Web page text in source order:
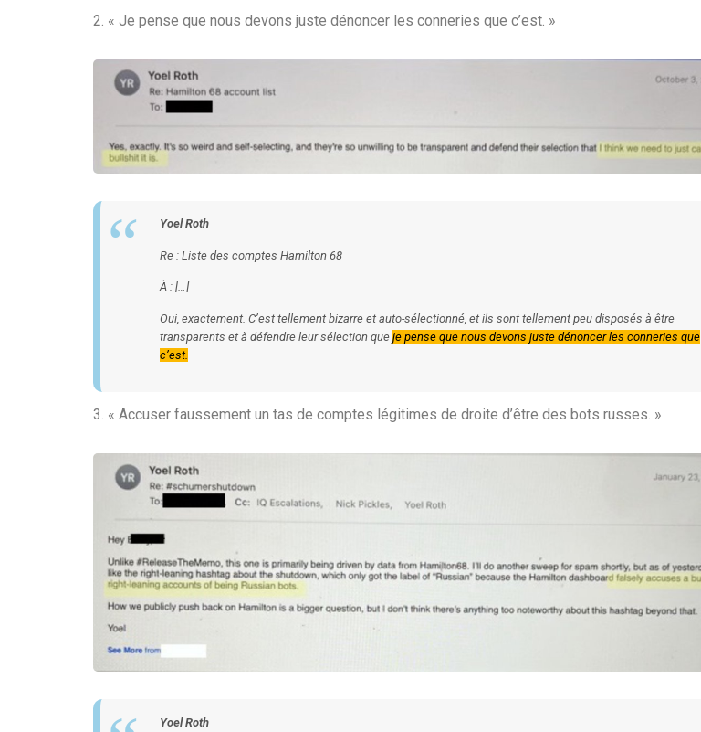
2. « Je pense que nous devons juste dénoncer les conneries que c’est. »
Yoel Roth
Re : Liste des comptes Hamilton 68
À : […]
Oui, exactement. C’est tellement bizarre et auto-sélectionné, et ils sont tellement peu disposés à être
transparents et à défendre leur sélection que je pense que nous devons juste dénoncer les conneries que
c’est.
3. « Accuser faussement un tas de comptes légitimes de droite d’être des bots russes. »
Yoel Roth